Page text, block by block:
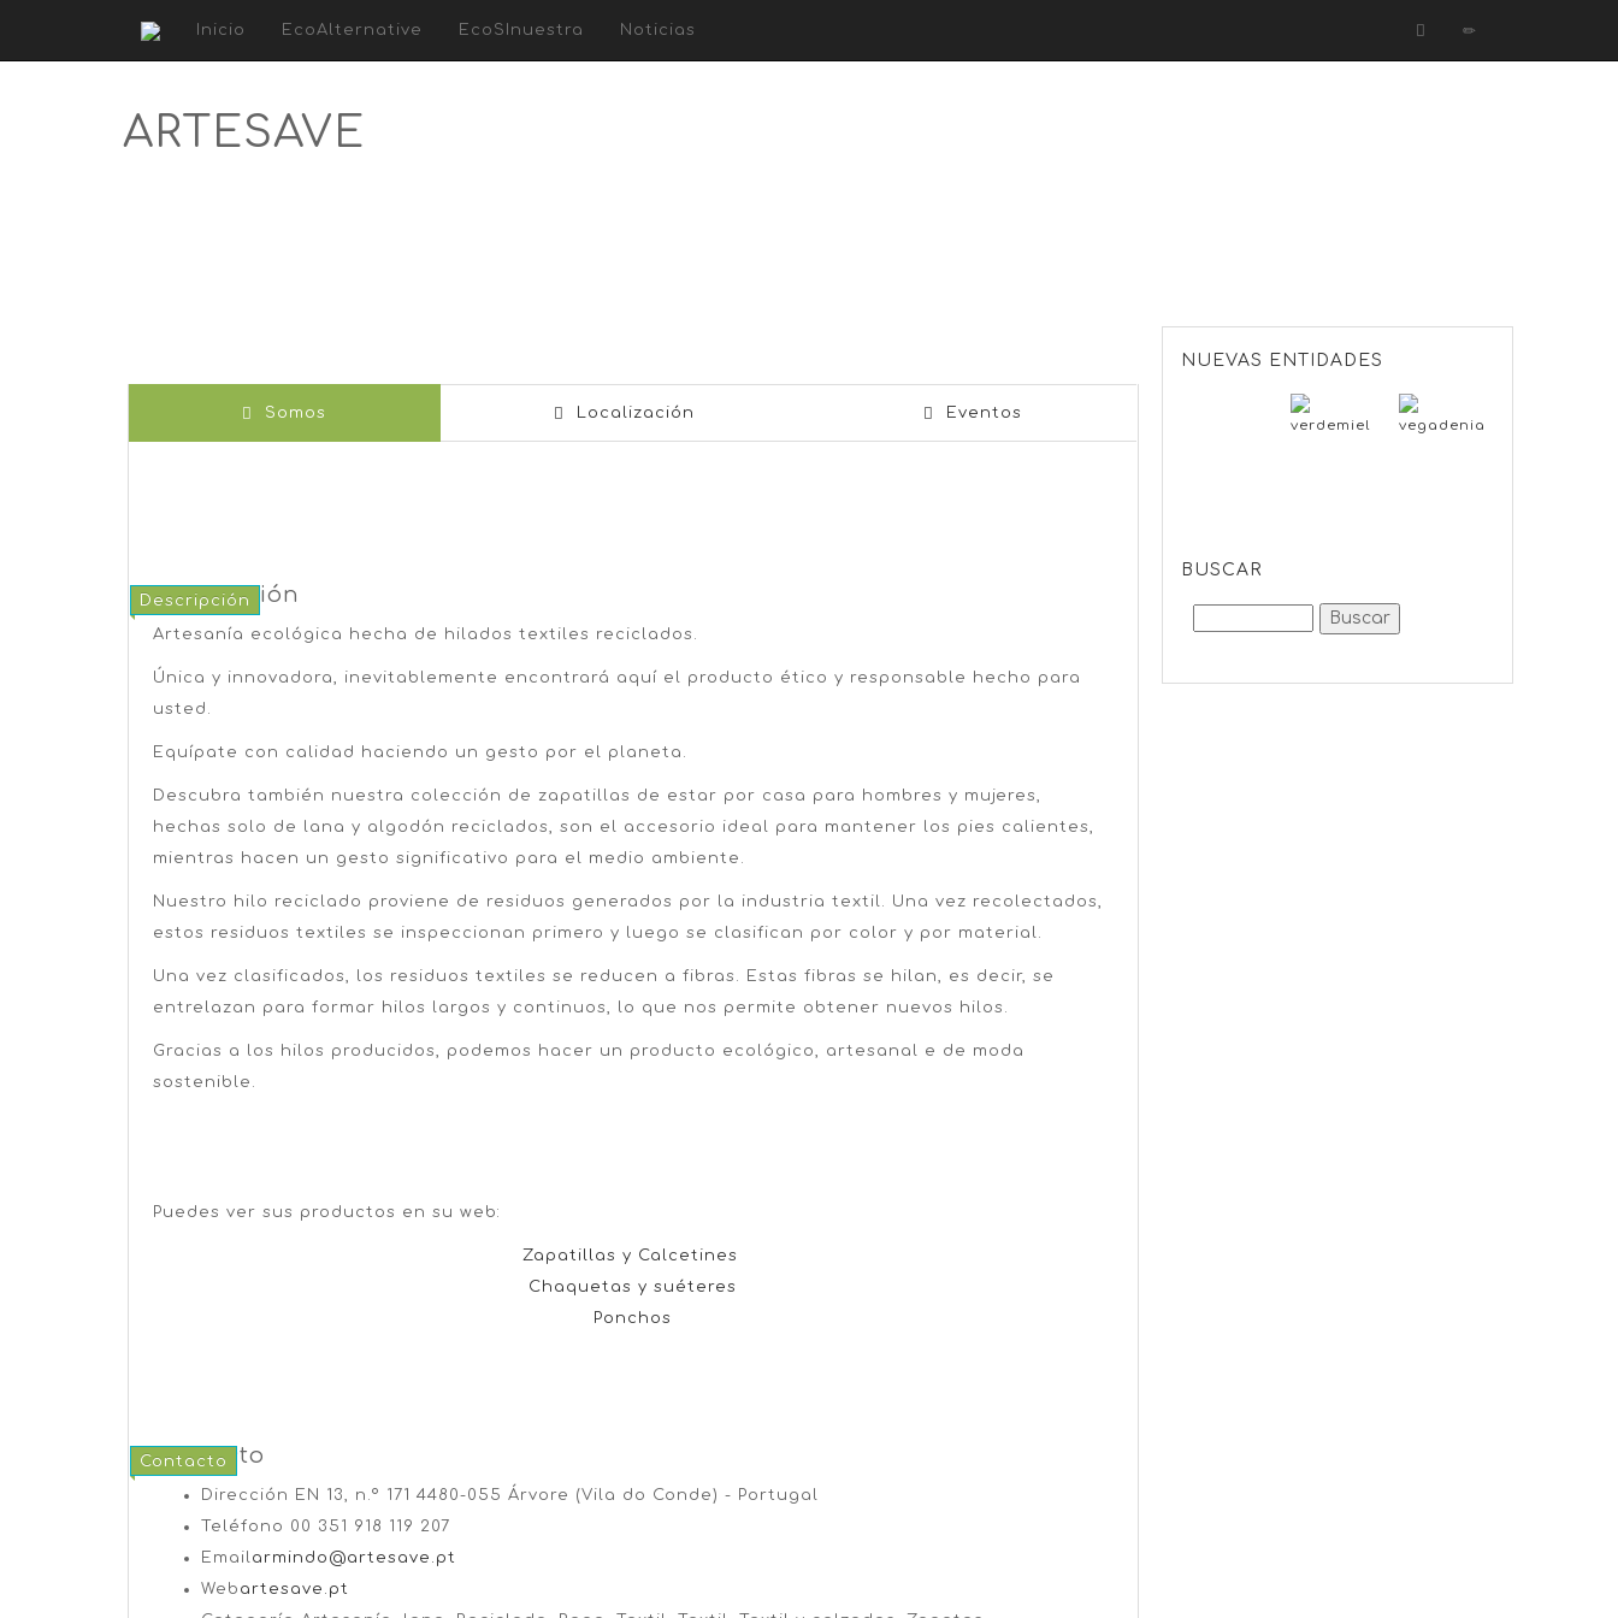
Inicio EcoAlternative EcoSInuestra Noticias
ARTESAVE
Somos Localización Eventos
Descripción
Descripción
Artesanía ecológica hecha de hilados textiles reciclados.
Única y innovadora, inevitablemente encontrará aquí el producto ético y responsable hecho para
usted.
Equípate con calidad haciendo un gesto por el planeta.
Descubra también nuestra colección de zapatillas de estar por casa para hombres y mujeres,
hechas solo de lana y algodón reciclados, son el accesorio ideal para mantener los pies calientes,
mientras hacen un gesto significativo para el medio ambiente.
Nuestro hilo reciclado proviene de residuos generados por la industria textil. Una vez recolectados,
estos residuos textiles se inspeccionan primero y luego se clasifican por color y por material.
Una vez clasificados, los residuos textiles se reducen a fibras. Estas fibras se hilan, es decir, se
entrelazan para formar hilos largos y continuos, lo que nos permite obtener nuevos hilos.
Gracias a los hilos producidos, podemos hacer un producto ecológico, artesanal e de moda
sostenible.
Puedes ver sus productos en su web:
Zapatillas y Calcetines
Chaquetas y suéteres
Ponchos
Contacto
Contacto
Dirección
EN 13, n.º 171 4480-055 Árvore (Vila do Conde) - Portugal
Teléfono 00 351 918 119 207​
Emailarmindo@artesave.pt
Web artesave.pt
NUEVAS ENTIDADES
BUSCAR